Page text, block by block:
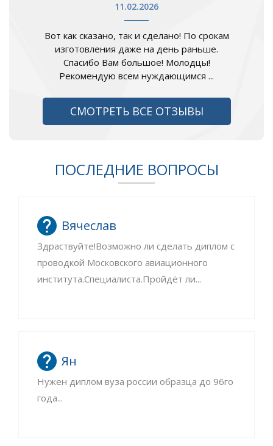
11.02.2026
Вот как сказано, так и сделано! По срокам
изготовления даже на день раньше.
Спасибо Вам большое! Молодцы!
Рекомендую всем нуждающимся ...
СМОТРЕТЬ ВСЕ ОТЗЫВЫ
ПОСЛЕДНИЕ ВОПРОСЫ
Вячеслав
Здраствуйте!Возможно ли сделать диплом с
проводкой Московского авиационного
института.Специалиста.Пройдёт ли...
Ян
Нужен диплом вуза россии образца до 96го
года...